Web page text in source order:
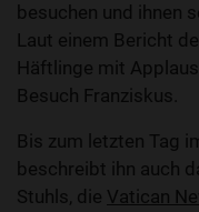
besuchen und ihnen
Laut einem Bericht
Häftlinge mit
Besuch Franziskus.
Bis zum letzten Tag
beschreibt ihn auch
Stuhls, die Vatican